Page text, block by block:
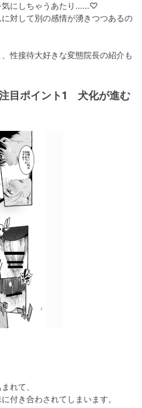
気にしちゃうあたり……♡
対して別の感情が湧きつつあるの
性接待大好きな変態院長の紹介も
注目ポイント1 犬化が進む
れて、
付き合わされてしまいます。